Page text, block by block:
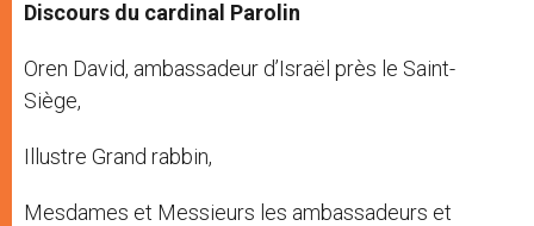
Discours du cardinal Parolin
Oren David, ambassadeur d’Israël près le Saint-
Siège,
Illustre Grand rabbin,
Mesdames et Messieurs les ambassadeurs et